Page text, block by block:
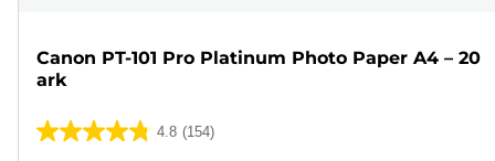
Canon PT-101 Pro Platinum Photo Paper A4 – 20
ark
4.8 (154)
4.8